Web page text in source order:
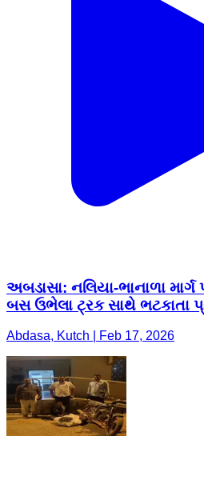
અબડાસા: નલિયા-ભાનાળા
બસ ઉભેલા ટ્રક સાથે ભટકાતા
Abdasa, Kutch | Feb 17, 2026